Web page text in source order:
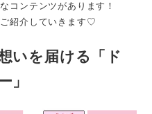
コンテンツがあります！
紹介していきます♡
いを届ける「ド
」